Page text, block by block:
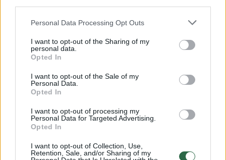
Personal Data Processing Opt Outs
I want to opt-out of the Sharing of my
personal data.
Opted In
I want to opt-out of the Sale of my
Personal Data.
Opted In
I want to opt-out of processing my
Personal Data for Targeted Advertising.
Opted In
I want to opt-out of Collection, Use,
Retention, Sale, and/or Sharing of my
naujai planuojamiems, tiek koreguojamiems
kurie įgyvendinami nuo 2022 m. pabaigos.
Sprendimus dėl inkilų ar kitų lizdaviečių
įrengimo rengia projektus rengiantys
techniniai projektuotojai. Gyventojams
niekur kreiptis nereikia, tik išreikšti norą
išsaugoti lizdavietes.
Jeigu neįmanoma išsaugoti esamų perėjimo